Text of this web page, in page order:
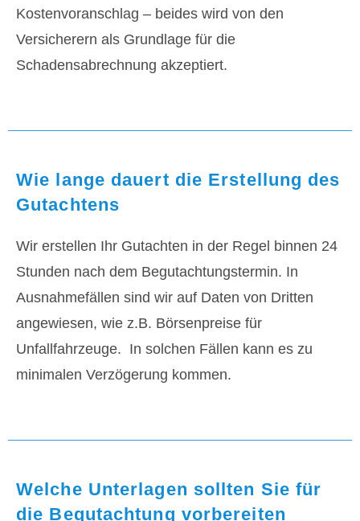
Kostenvoranschlag – beides wird von den
Versicherern als Grundlage für die
Schadensabrechnung akzeptiert.
Wie lange dauert die Erstellung des
Gutachtens
Wir erstellen Ihr Gutachten in der Regel binnen 24
Stunden nach dem Begutachtungstermin. In
Ausnahmefällen sind wir auf Daten von Dritten
angewiesen, wie z.B. Börsenpreise für
Unfallfahrzeuge. In solchen Fällen kann es zu
minimalen Verzögerung kommen.
Welche Unterlagen sollten Sie für
die Begutachtung vorbereiten